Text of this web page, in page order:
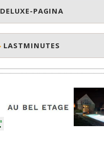
DELUXE-PAGINA
LASTMINUTES